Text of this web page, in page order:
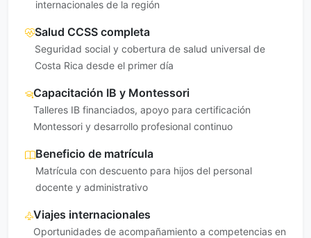
internacionales de la región
Salud CCSS completa
Seguridad social y cobertura de salud universal de
Costa Rica desde el primer día
Capacitación IB y Montessori
Talleres IB financiados, apoyo para certificación
Montessori y desarrollo profesional continuo
Beneficio de matrícula
Matrícula con descuento para hijos del personal
docente y administrativo
Viajes internacionales
Oportunidades de acompañamiento a competencias en